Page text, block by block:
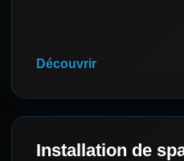
Découvrir
Installation de